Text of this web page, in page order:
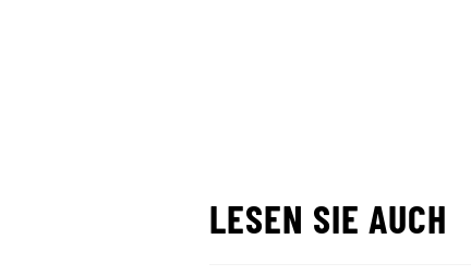
LESEN SIE AUCH